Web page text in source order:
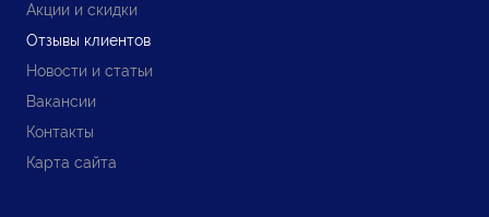
Акции и скидки
Отзывы клиентов
Новости и статьи
Вакансии
Контакты
Карта сайта